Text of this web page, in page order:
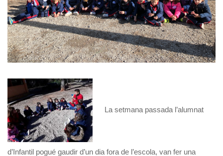
La setmana passada l’alumnat
d’Infantil pogué gaudir d’un dia fora de l’escola, van fer una